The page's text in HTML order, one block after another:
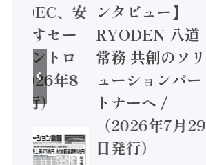
/ IDEC、安
かすセー
コントロ
2026年8
発行）
ンタビュー】
RYODEN 八道
常務 共創のソリ
ューションパー
トナーへ /
（2026年7月29
日発行）